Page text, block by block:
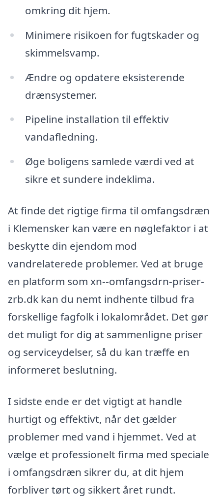
omkring dit hjem.
Minimere risikoen for fugtskader og
skimmelsvamp.
Ændre og opdatere eksisterende
drænsystemer.
Pipeline installation til effektiv
vandafledning.
Øge boligens samlede værdi ved at
sikre et sundere indeklima.
At finde det rigtige firma til omfangsdræn
i Klemensker kan være en nøglefaktor i at
beskytte din ejendom mod
vandrelaterede problemer. Ved at bruge
en platform som xn--omfangsdrn-priser-
zrb.dk kan du nemt indhente tilbud fra
forskellige fagfolk i lokalområdet. Det gør
det muligt for dig at sammenligne priser
og serviceydelser, så du kan træffe en
informeret beslutning.
I sidste ende er det vigtigt at handle
hurtigt og effektivt, når det gælder
problemer med vand i hjemmet. Ved at
vælge et professionelt firma med speciale
i omfangsdræn sikrer du, at dit hjem
forbliver tørt og sikkert året rundt.